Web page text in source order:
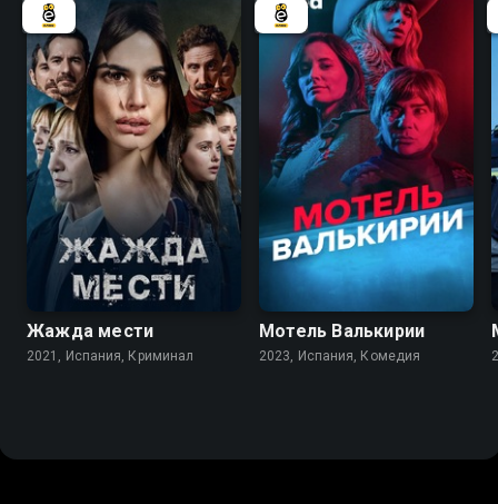
7.4
Жажда мести
2021, Испания, Криминал
6.9
Мотель Валькирии
2023, Испания, Комедия